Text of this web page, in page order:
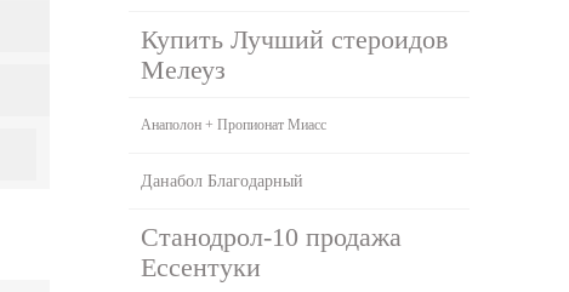
Купить Лучший стероидов
Мелеуз
Анаполон + Пропионат Миасс
Данабол Благодарный
Станодрол-10 продажа
Ессентуки